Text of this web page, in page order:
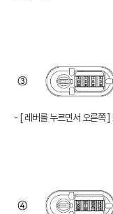
- [ 레버를 누르면서 오른쪽